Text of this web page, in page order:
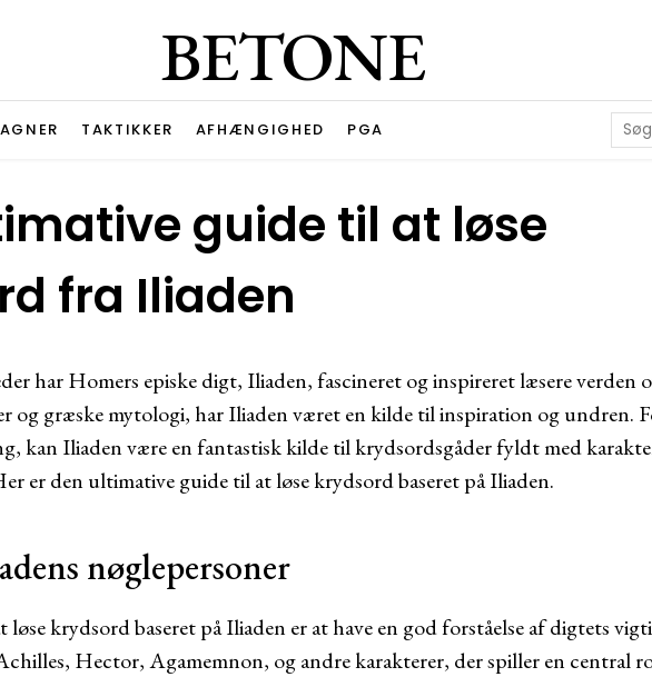
BETONE
TAKTIKKER AFHÆNGIGHED PGA
guide til at løse
fra Iliaden
har Homers episke digt, Iliaden, fascineret og inspireret læsere verden
og græske mytologi, har Iliaden været en kilde til inspiration og undren.
kan Iliaden være en fantastisk kilde til krydsordsgåder fyldt med
er den ultimative guide til at løse krydsord baseret på Iliaden.
nøglepersoner
løse krydsord baseret på Iliaden er at have en god forståelse af digtets
Hector, Agamemnon, og andre karakterer, der spiller en central